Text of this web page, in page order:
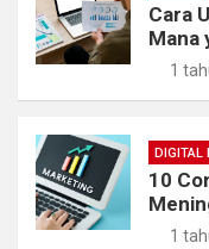
Cara
Mana
1
DIGITAL
10
1